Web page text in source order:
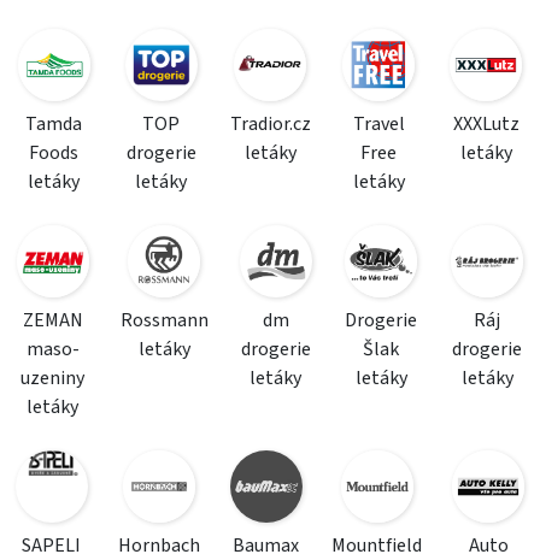
Tamda
Foods
letáky
TOP
drogerie
letáky
Tradior.cz
letáky
Travel
Free
letáky
XXXLutz
letáky
ZEMAN
maso-
uzeniny
letáky
Rossmann
letáky
dm
drogerie
letáky
Drogerie
Šlak
letáky
Ráj
drogerie
letáky
SAPELI
Hornbach
Baumax
Mountfield
Auto